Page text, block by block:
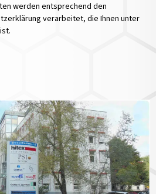
werden entsprechend den
verarbeitet, die Ihnen unter